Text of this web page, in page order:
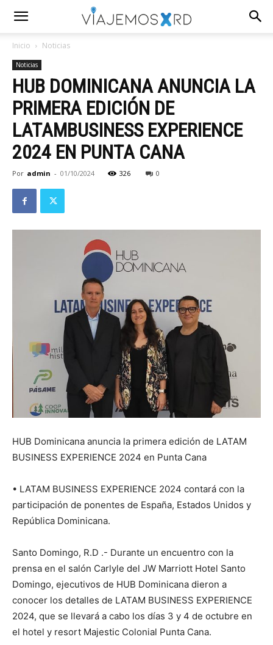
Inicio Noticias
Noticias
HUB DOMINICANA ANUNCIA LA
PRIMERA EDICIÓN DE
LATAMBUSINESS EXPERIENCE
2024 EN PUNTA CANA
Por admin - 01/10/2024 326 0
HUB Dominicana anuncia la primera edición de LATAM
BUSINESS EXPERIENCE 2024 en Punta Cana
•⁠ ⁠LATAM BUSINESS EXPERIENCE 2024 contará con la
participación de ponentes de España, Estados Unidos y
República Dominicana.
Santo Domingo, R.D .- Durante un encuentro con la
prensa en el salón Carlyle del JW Marriott Hotel Santo
Domingo, ejecutivos de HUB Dominicana dieron a
conocer los detalles de LATAM BUSINESS EXPERIENCE
2024, que se llevará a cabo los días 3 y 4 de octubre en
el hotel y resort Majestic Colonial Punta Cana.